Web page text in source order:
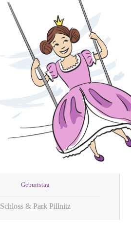
Geburtstag
Schloss & Park Pillnitz